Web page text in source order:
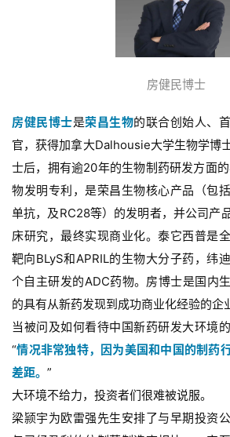
房健民博士
房健民博士是荣昌生物的联合创始人、
官，获得加拿大Dalhousie大学生物学博
士后，拥有逾20年的生物制药研发方面
物发明专利，是荣昌生物核心产品（包
单抗，及RC28等）的发明者，并公司产
床研究，最终实现商业化。泰它西普是
靶向BLyS和APRIL的生物大分子药，纬
个自主研发的ADC药物。房博士是国内
的具有从新药发现到成功商业化经验的企
当被问及如何看待中国新药研发大环境
“情况非常独特，因为美国和中国的制药
差距。 ”
大环境不给力，投资者们很难被说服。
梁颕宇为欧雷强先生安排了与早期投资